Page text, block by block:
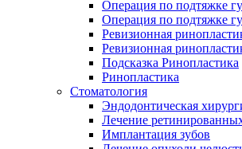
Операция по подтяжке
Операция по подтяжке
Ревизионная
Ревизионная
Подсказка Ринопластика
Ринопластика
Стоматология
Эндодонтическая
Лечение
Имплантация зубов